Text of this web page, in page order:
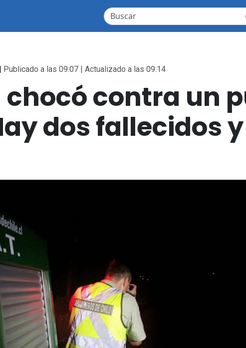
| Publicado a las 09:07 | Actualizado a las 09:14
contra un
dos fallecidos